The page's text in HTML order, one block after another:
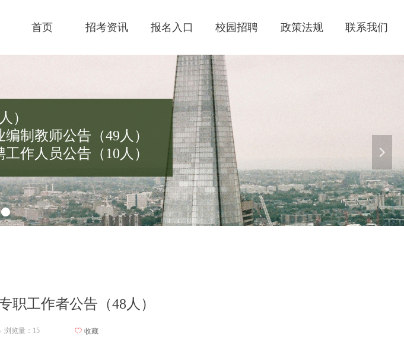
首页 招考资讯 报名入口 校园招聘 政策法规 联系我们
）
制教师公告（49人）
作人员公告（10人）
넲
职工作者公告（48人）
浏览量： 15 ꄀ 收藏